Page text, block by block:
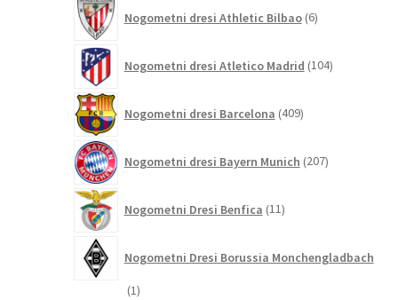
Nogometni dresi Athletic Bilbao 6izdelkov
Nogometni dresi Atletico Madrid 104izdelki
Nogometni dresi Barcelona 409izdelkov
Nogometni dresi Bayern Munich 207izdelkov
Nogometni Dresi Benfica 11izdelkov
Nogometni Dresi Borussia Monchengladbach
11